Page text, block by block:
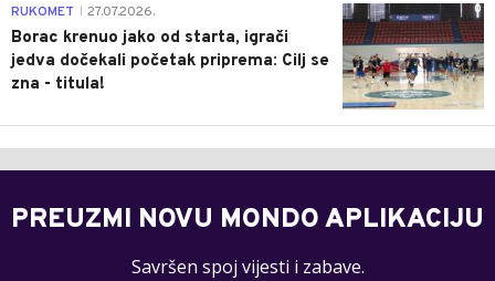
0
RUKOMET 27.07.2026.
Borac krenuo jako od starta, igrači
jedva dočekali početak priprema: Cilj se
zna - titula!
PREUZMI NOVU MONDO APLIKACIJU
Savršen spoj vijesti i zabave.